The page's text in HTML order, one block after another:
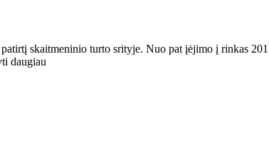
skaitmeninio turto srityje. Nuo pat įėjimo į rinkas
daugiau